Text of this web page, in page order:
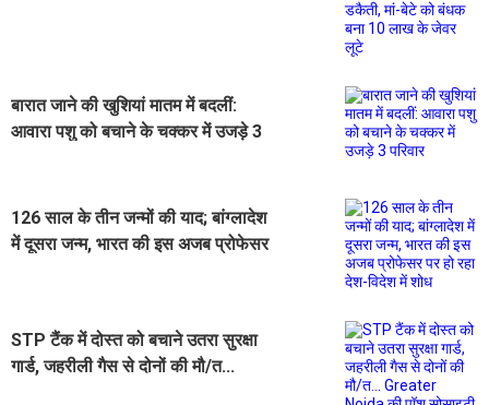
बारात जाने की खुशियां मातम में बदलीं:
आवारा पशु को बचाने के चक्कर में उजड़े 3
126 साल के तीन जन्मों की याद; बांग्लादेश
में दूसरा जन्म, भारत की इस अजब प्रोफेसर
STP टैंक में दोस्त को बचाने उतरा सुरक्षा
गार्ड, जहरीली गैस से दोनों की मौ/त...